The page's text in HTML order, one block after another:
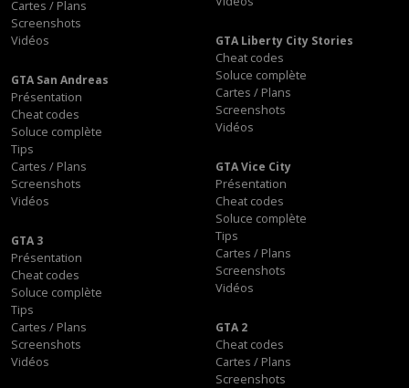
Cartes / Plans
Screenshots
Vidéos
GTA Liberty City Stories
Cheat codes
Soluce complète
Cartes / Plans
Screenshots
Vidéos
GTA San Andreas
Présentation
Cheat codes
Soluce complète
Tips
Cartes / Plans
Screenshots
Vidéos
GTA Vice City
Présentation
Cheat codes
Soluce complète
Tips
Cartes / Plans
Screenshots
Vidéos
GTA 3
Présentation
Cheat codes
Soluce complète
Tips
Cartes / Plans
Screenshots
Vidéos
GTA 2
Cheat codes
Cartes / Plans
Screenshots